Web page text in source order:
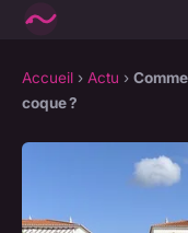
Accueil › Actu ›
coque ?